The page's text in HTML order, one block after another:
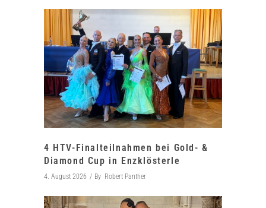
4 HTV-Finalteilnahmen bei Gold- &
Diamond Cup in Enzklösterle
4. August 2026 By Robert Panther